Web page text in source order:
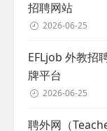
招聘网站
2026-06-25
EFLjob 外教招
牌平台
2026-06-25
聘外网（